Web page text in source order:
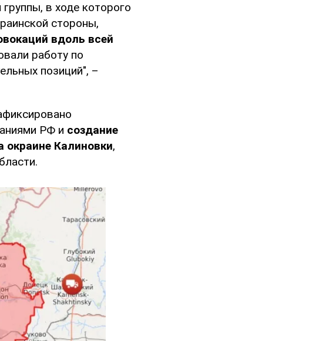
в ходе которого
стороны,
вдоль всей
работу по
позиций", –
РФ и создание
окраине Калиновки,